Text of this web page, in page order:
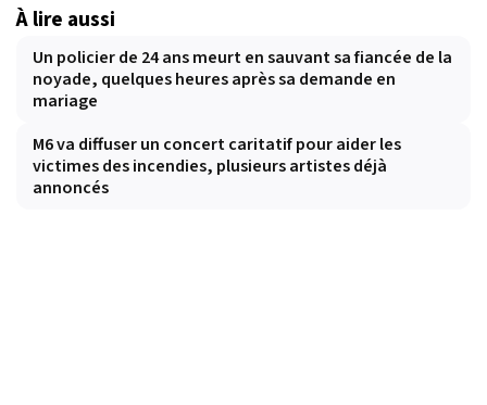
À lire aussi
Un policier de 24 ans meurt en sauvant sa fiancée de la
noyade, quelques heures après sa demande en
mariage
M6 va diffuser un concert caritatif pour aider les
victimes des incendies, plusieurs artistes déjà
annoncés